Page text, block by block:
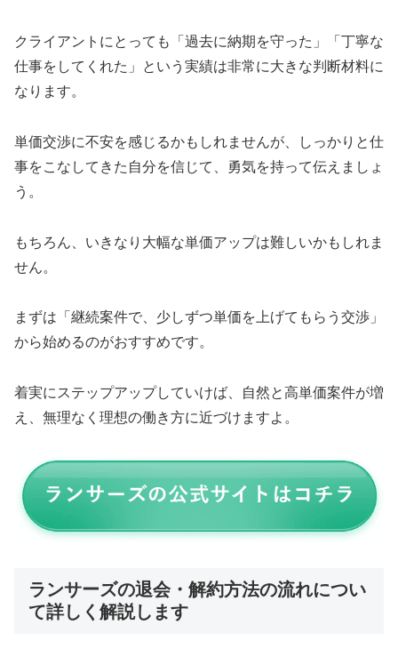
クライアントにとっても「過去に納期を守った」「丁寧な
仕事をしてくれた」という実績は非常に大きな判断材料に
なります。
単価交渉に不安を感じるかもしれませんが、しっかりと仕
事をこなしてきた自分を信じて、勇気を持って伝えましょ
う。
もちろん、いきなり大幅な単価アップは難しいかもしれま
せん。
まずは「継続案件で、少しずつ単価を上げてもらう交渉」
から始めるのがおすすめです。
着実にステップアップしていけば、自然と高単価案件が増
え、無理なく理想の働き方に近づけますよ。
ランサーズの退会・解約方法の流れについ
て詳しく解説します